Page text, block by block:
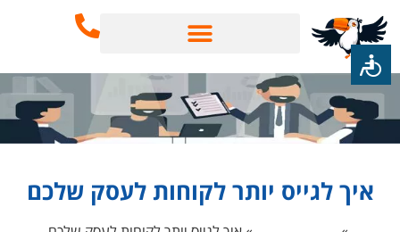
איך לגייס יותר לקוחות לעסק שלכם